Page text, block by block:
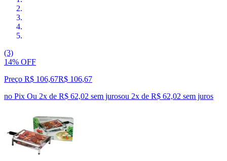
(3)
14% OFF
Preço R$ 106,67R$ 106,67
no Pix Ou 2x de R$ 62,02 sem jurosou 2x de R$ 62,02 sem juros